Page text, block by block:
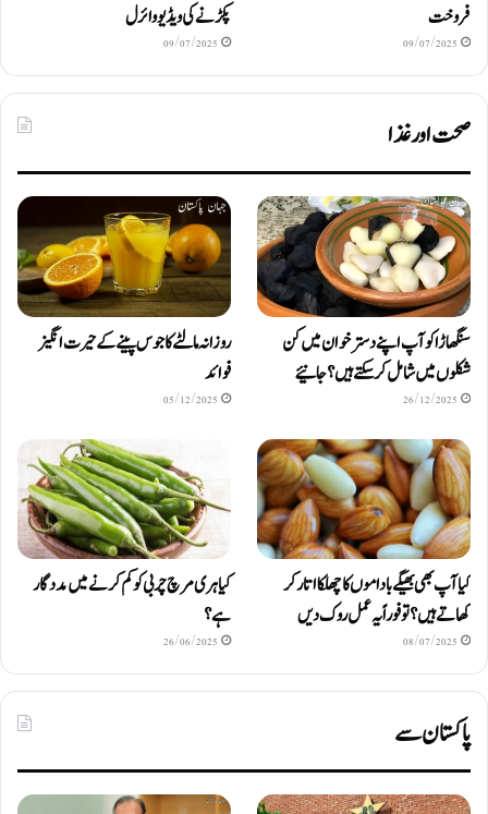
فروخت
09/07/2025
پکڑنے کی ویڈیو وائرل
09/07/2025
صحت اور غذا
سنگھاڑا کو آپ اپنے دستر خوان میں کن
شکلوں میں شامل کرسکتے ہیں ؟ جانیئے
26/12/2025
روزانہ مالٹے کا جوس پینے کے حیرت انگیز
فوائد
05/12/2025
کیا آپ بھی بھیگے باداموں کا چھلکا اتار کر
کھاتے ہیں؟ تو فوراً یہ عمل روک دیں
08/07/2025
کیا ہری مرچ چربی کو کم کرنے میں مددگار
ہے؟
26/06/2025
پاکستان سے